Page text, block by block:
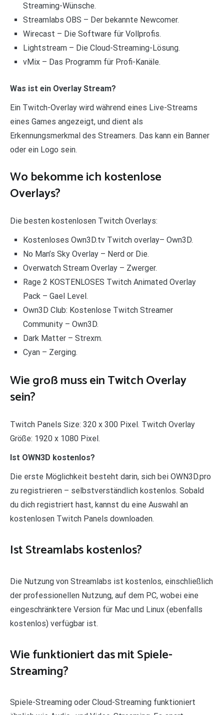
Streaming-Wünsche.
Streamlabs OBS – Der bekannte Newcomer.
Wirecast – Die Software für Vollprofis.
Lightstream – Die Cloud-Streaming-Lösung.
vMix – Das Programm für Profi-Kanäle.
Was ist ein Overlay Stream?
Ein Twitch-Overlay wird während eines Live-Streams
eines Games angezeigt, und dient als
Erkennungsmerkmal des Streamers. Das kann ein Banner
oder ein Logo sein.
Wo bekomme ich kostenlose
Overlays?
Die besten kostenlosen Twitch Overlays:
Kostenloses Own3D.tv Twitch overlay– Own3D.
No Man’s Sky Overlay – Nerd or Die.
Overwatch Stream Overlay – Zwerger.
Rage 2 KOSTENLOSES Twitch Animated Overlay
Pack – Gael Level.
Own3D Club: Kostenlose Twitch Streamer
Community – Own3D.
Dark Matter – Strexm.
Cyan – Zerging.
Wie groß muss ein Twitch Overlay
sein?
Twitch Panels Size: 320 x 300 Pixel. Twitch Overlay
Größe: 1920 x 1080 Pixel.
Ist OWN3D kostenlos?
Die erste Möglichkeit besteht darin, sich bei OWN3D.pro
zu registrieren – selbstverständlich kostenlos. Sobald
du dich registriert hast, kannst du eine Auswahl an
kostenlosen Twitch Panels downloaden.
Ist Streamlabs kostenlos?
Die Nutzung von Streamlabs ist kostenlos, einschließlich
der professionellen Nutzung, auf dem PC, wobei eine
eingeschränktere Version für Mac und Linux (ebenfalls
kostenlos) verfügbar ist.
Wie funktioniert das mit Spiele-
Streaming?
Spiele-Streaming oder Cloud-Streaming funktioniert